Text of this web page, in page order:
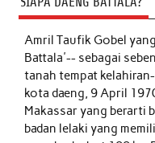
Amril Taufik Gobel
Battala'-- sebagai
tanah tempat
kota daeng, 9 April
Makassar yang berarti
badan lelaki yang